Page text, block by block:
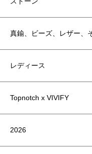
真鍮、ビーズ、レザー、
レディース
Topnotch x VIVIFY
2026